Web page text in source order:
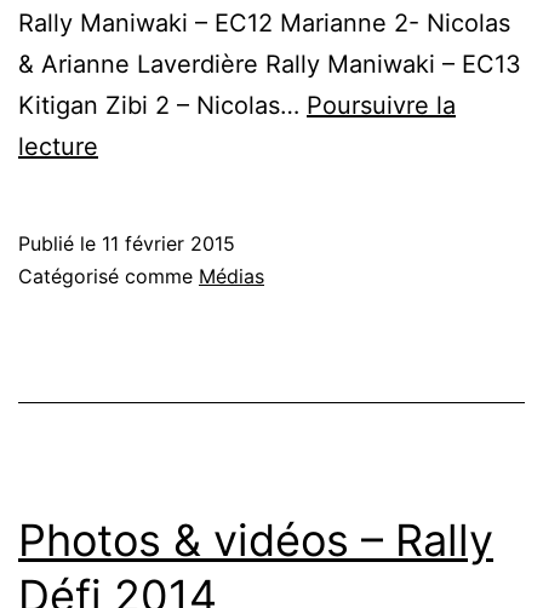
Rally Maniwaki – EC12 Marianne 2- Nicolas
& Arianne Laverdière Rally Maniwaki – EC13
Kitigan Zibi 2 – Nicolas… Poursuivre la
lecture
vidéos
–
Publié le 11 février 2015
Catégorisé comme Médias
Photos & vidéos – Rally
Défi 2014